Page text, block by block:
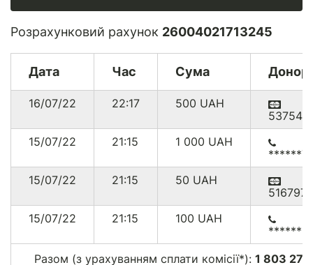
Розрахунковий рахунок 26004021713245
Дата Час Сума Донор
16/07/22 22:17 500 UAH
15/07/22
21:15 1 000 UAH
15/07/22
21:15 50 UAH
15/07/22
21:15 100 UAH
Разом (з урахуванням сплати комісії*): 1 803